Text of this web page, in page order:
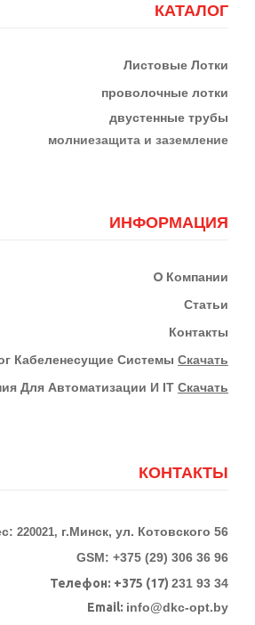
КАТАЛОГ
Листовые Лотки
проволочные лотки
двустенные трубы
молниезащита и заземление
ИНФОРМАЦИЯ
О Компании
Статьи
Контакты
Кабеленесущие Системы Скачать
Для Автоматизации И IT Скачать
КОНТАКТЫ
220021, г.Минск, ул. Котовского 56
GSM: +375 (29) 306 36 96
Телефон: +375 (17) 231 93 34
Email: info@dkc-opt.by